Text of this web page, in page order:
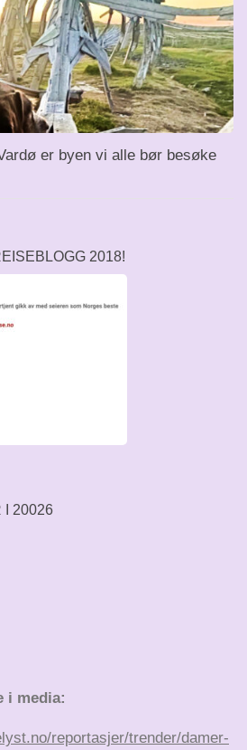
er byen vi alle bør besøke
2018!
I 20026
i media:
reportasjer/trender/damer-